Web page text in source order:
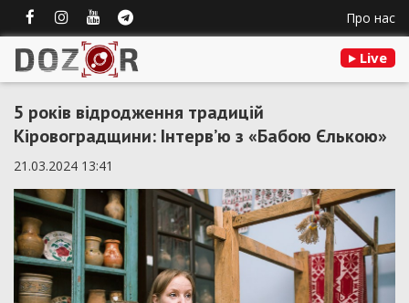
Про нас
Live
5 років відродження традицій
Кіровоградщини: Інтерв’ю з «Бабою Єлькою»
21.03.2024 13:41